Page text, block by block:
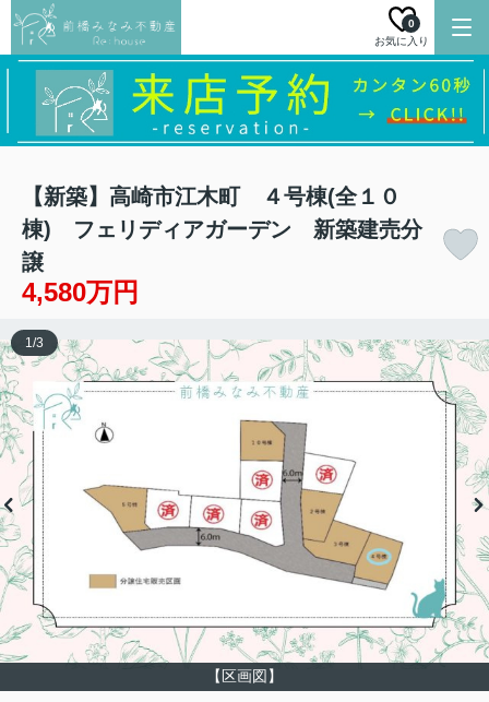
お気に入り
0
【新築】高崎市江木町 ４号棟(全１０
棟) フェリディアガーデン 新築建売分
譲
4,580万円
【区画図】
1/3